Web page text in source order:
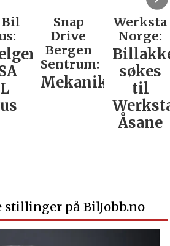
Bil
Snap
Drive
Bergen
Sentrum:
Mekaniker
Werksta
Norge:
søkes
til
Åsane
stillinger på BilJobb.no